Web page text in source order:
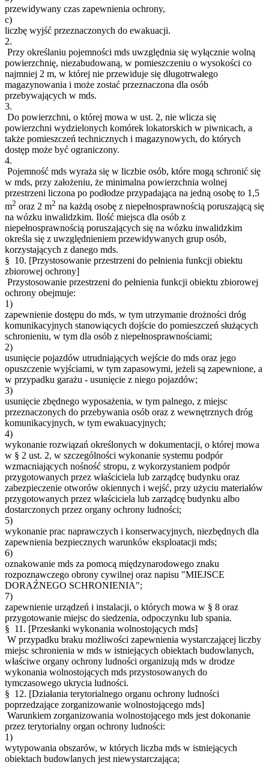
przewidywany czas zapewnienia ochrony,
c)
liczbę wyjść przeznaczonych do ewakuacji.
2.
Przy określaniu pojemności mds uwzględnia się wyłącznie wolną
powierzchnię, niezabudowaną, w pomieszczeniu o wysokości co
najmniej 2 m, w której nie przewiduje się długotrwałego
magazynowania i może zostać przeznaczona dla osób
przebywających w mds.
3.
Do powierzchni, o której mowa w ust. 2, nie wlicza się
powierzchni wydzielonych komórek lokatorskich w piwnicach, a
także pomieszczeń technicznych i magazynowych, do których
dostęp może być ograniczony.
4.
Pojemność mds wyraża się w liczbie osób, które mogą schronić się
w mds, przy założeniu, że minimalna powierzchnia wolnej
przestrzeni liczona po podłodze przypadająca na jedną osobę to 1,5
m2 oraz 2 m2 na każdą osobę z niepełnosprawnością poruszającą się
na wózku inwalidzkim. Ilość miejsca dla osób z
niepełnosprawnością poruszających się na wózku inwalidzkim
określa się z uwzględnieniem przewidywanych grup osób,
korzystających z danego mds.
§ 10. [Przystosowanie przestrzeni do pełnienia funkcji obiektu
zbiorowej ochrony]
Przystosowanie przestrzeni do pełnienia funkcji obiektu zbiorowej
ochrony obejmuje:
1)
zapewnienie dostępu do mds, w tym utrzymanie drożności dróg
komunikacyjnych stanowiących dojście do pomieszczeń służących
schronieniu, w tym dla osób z niepełnosprawnościami;
2)
usunięcie pojazdów utrudniających wejście do mds oraz jego
opuszczenie wyjściami, w tym zapasowymi, jeżeli są zapewnione, a
w przypadku garażu - usunięcie z niego pojazdów;
3)
usunięcie zbędnego wyposażenia, w tym palnego, z miejsc
przeznaczonych do przebywania osób oraz z wewnętrznych dróg
komunikacyjnych, w tym ewakuacyjnych;
4)
wykonanie rozwiązań określonych w dokumentacji, o której mowa
w § 2 ust. 2, w szczególności wykonanie systemu podpór
wzmacniających nośność stropu, z wykorzystaniem podpór
przygotowanych przez właściciela lub zarządcę budynku oraz
zabezpieczenie otworów okiennych i wejść, przy użyciu materiałów
przygotowanych przez właściciela lub zarządcę budynku albo
dostarczonych przez organy ochrony ludności;
5)
wykonanie prac naprawczych i konserwacyjnych, niezbędnych dla
zapewnienia bezpiecznych warunków eksploatacji mds;
6)
oznakowanie mds za pomocą międzynarodowego znaku
rozpoznawczego obrony cywilnej oraz napisu "MIEJSCE
DORAŹNEGO SCHRONIENIA";
7)
zapewnienie urządzeń i instalacji, o których mowa w § 8 oraz
przygotowanie miejsc do siedzenia, odpoczynku lub spania.
§ 11. [Przesłanki wykonania wolnostojących mds]
W przypadku braku możliwości zapewnienia wystarczającej liczby
miejsc schronienia w mds w istniejących obiektach budowlanych,
właściwe organy ochrony ludności organizują mds w drodze
wykonania wolnostojących mds przystosowanych do
tymczasowego ukrycia ludności.
§ 12. [Działania terytorialnego organu ochrony ludności
poprzedzające zorganizowanie wolnostojącego mds]
Warunkiem zorganizowania wolnostojącego mds jest dokonanie
przez terytorialny organ ochrony ludności:
1)
wytypowania obszarów, w których liczba mds w istniejących
obiektach budowlanych jest niewystarczająca;